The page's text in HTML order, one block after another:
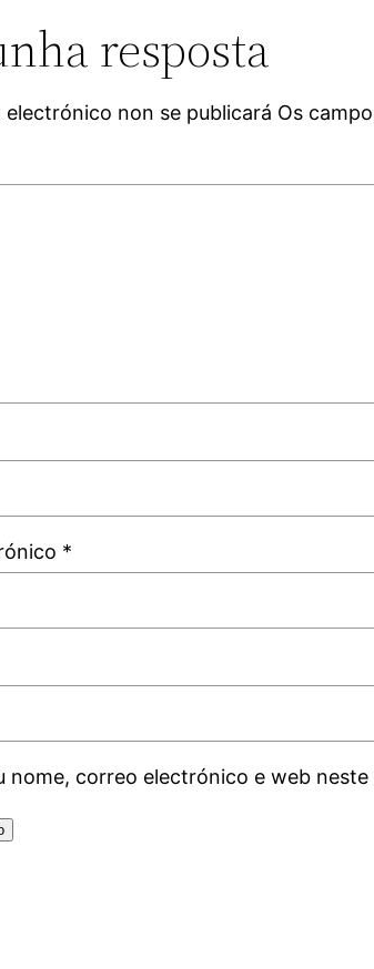
resposta
electrónico non se publicará Os
*
nome, correo electrónico e web